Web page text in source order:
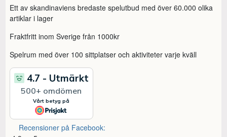
Ett av skandinaviens bredaste spelutbud med över 60.000 olika
artiklar i lager
Fraktfritt inom Sverige från 1000kr
Spelrum med över 100 sittplatser och aktiviteter varje kväll
Recensioner på Facebook: